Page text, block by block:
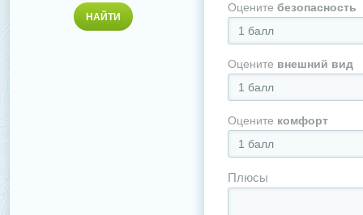
Оцените безопасность
1 балл
Оцените внешний вид
1 балл
Оцените комфорт
1 балл
Плюсы